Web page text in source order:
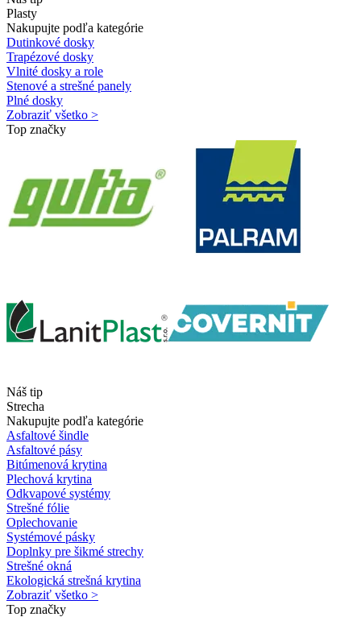
Plasty
Nakupujte podľa kategórie
Dutinkové dosky
Trapézové dosky
Vlnité dosky a role
Stenové a strešné panely
Plné dosky
Zobraziť všetko >
Top značky
Náš tip
Strecha
Nakupujte podľa kategórie
Asfaltové šindle
Asfaltové pásy
Bitúmenová krytina
Plechová krytina
Odkvapové systémy
Strešné fólie
Oplechovanie
Systémové pásky
Doplnky pre šikmé strechy
Strešné okná
Ekologická strešná krytina
Zobraziť všetko >
Top značky